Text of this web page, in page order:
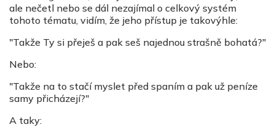
ale nečetl nebo se dál nezajímal o celkový systém
tohoto tématu, vidím, že jeho přístup je takovýhle:
"Takže Ty si přeješ a pak seš najednou strašně bohatá?"
Nebo:
"Takže na to stačí myslet před spaním a pak už peníze
samy přicházejí?"
A taky: